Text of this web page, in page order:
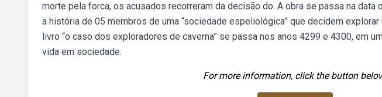
morte pela forca, os acusados recorreram da decisão do. A obra se passa na
a história de 05 membros de uma “sociedade espeliológica” que decidem
livro “o caso dos exploradores de caverna” se passa nos anos 4299 e 4300, em
vida em sociedade.
For more information, click the button